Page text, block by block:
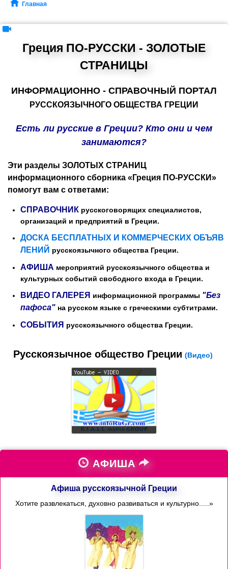
Главная
Греция ПО-РУССКИ - ЗОЛОТЫЕ
СТРАНИЦЫ
ИНФОРМАЦИОННО - СПРАВОЧНЫЙ ПОРТАЛ
РУССКОЯЗЫЧНОГО ОБЩЕСТВА ГРЕЦИИ
Есть ли русские в Греции? Кто они и чем
занимаются?
Эти разделы ЗОЛОТЫХ СТРАНИЦ
информационного сборника «Греция ПО-РУССКИ»
помогут вам с ответами:
СПРАВОЧНИК русскоговорящих специалистов,
организаций и предприятий в Греции.
ДОСКА БЕСПЛАТНЫХ И КОММЕРЧЕСКИХ ОБЪЯВ
ЛЕНИЙ русскоязычного общества Греции.
АФИША мероприятий русскоязычного общества и
культурных событий свободного входа в Греции.
ВИДЕО ГАЛЕРЕЯ информационной программы "Без
пафоса" на русском языке с греческими субтитрами.
СОБЫТИЯ русскоязычного общества Греции.
Русскоязычное общество Греции (Видео)
АФИША
Афиша русскоязычной Греции
Хотите развлекаться, духовно развиваться и культурно.....»